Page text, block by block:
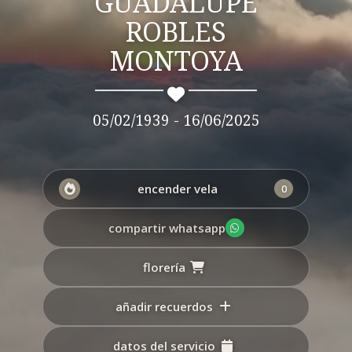
ROBLES
MONTOYA
05/02/1939 - 16/06/2025
encender vela 0
compartir whatsapp
florería
añadir recuerdos
datos del servicio